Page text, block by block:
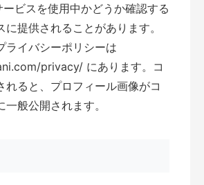
ビスを使用中かどうか確認する
に提供されることがあります。
ライバシーポリシーは
privacy/ にあります。コ
れると、プロフィール画像がコ
一般公開されます。